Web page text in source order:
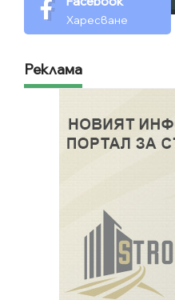
Харесване
Реклама